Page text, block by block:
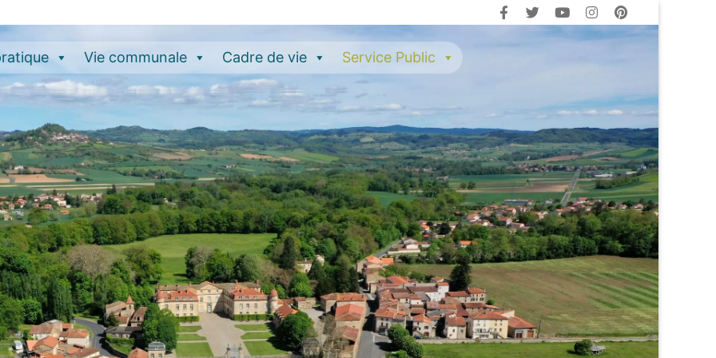
Vie communale Cadre de vie Service Public